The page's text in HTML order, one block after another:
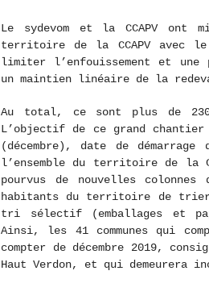
Le sydevom et la CCAPV ont
territoire de la CCAPV avec
limiter l’enfouissement et une
un maintien linéaire de la
Au total, ce sont plus de
L’objectif de ce grand
(décembre), date de
l’ensemble du territoire de la
pourvus de nouvelles
habitants du territoire de trier
tri sélectif (emballages et
Ainsi, les 41 communes qui
compter de décembre 2019,
Haut Verdon, et qui demeurera